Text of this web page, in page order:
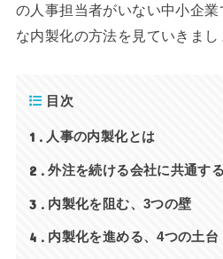
の人事担当者がいない中小企
な内製化の方法を見ていきまし
目次
1 人事の内製化とは
2 外注を続ける会社に共通す
3 内製化を阻む、3つの壁
4 内製化を進める、4つの土台